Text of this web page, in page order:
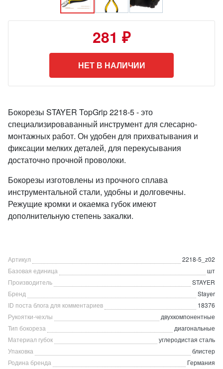
281 ₽
НЕТ В НАЛИЧИИ
Бокорезы STAYER TopGrip 2218-5 - это
специализироваванный инструмент для слесарно-
монтажных работ. Он удобен для прихватывания и
фиксации мелких деталей, для перекусывания
достаточно прочной проволоки.
Бокорезы изготовлены из прочного сплава
инструментальной стали, удобны и долговечны.
Режущие кромки и окаемка губок имеют
дополнительную степень закалки.
Артикул
2218-5_z02
Базовая единица
шт
Производитель
STAYER
Бренд
Stayer
ID поста блога для комментариев
18376
Рукоятки-чехлы
двухкомпонентные
Тип бокореза
диагональные
Материал губок
углеродистая сталь
Упаковка
блистер
Родина бренда
Германия